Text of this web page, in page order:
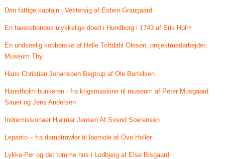
Den fattige kaptajn i Vestervig af Esben Graugaard
En faestebondes ulykkelige doed i Hundborg i 1743 af Erik Holm
En undseelig kobberske af Helle Toftdahl Olesen, projektmedarbejder,
Museum Thy
Hans Christian Johansoen Begtrup af Ole Bertelsen
Hanstholm-bunkeren - fra krigsmaskine til museum af Peter Musgaard
Sauer og Jens Andersen
Indremissionaer Hjalmar Jensen Af Svend Soerensen
Lepanto – fra damptrawler til laemole af Ove Holler
Lykke-Per og det tomme hus i Lodbjerg af Else Bisgaard